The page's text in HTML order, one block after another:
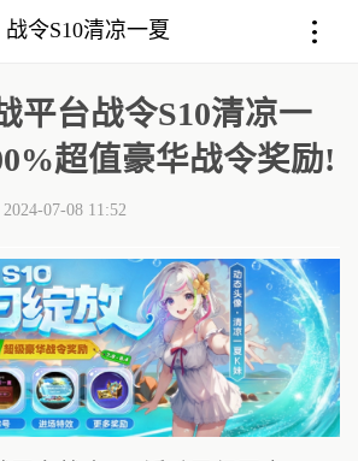
战令S10清凉一夏
平台战令S10清凉一
超值豪华战令奖励!
2024-07-08 11:52